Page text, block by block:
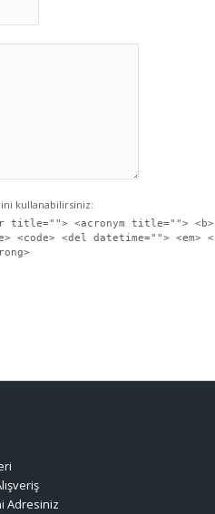
kullanabilirsiniz:
title=""> <acronym title=""> <b>
<code> <del datetime=""> <em>
Adresiniz